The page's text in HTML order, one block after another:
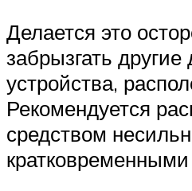
Делается это
забрызгать другие
устройства,
Рекомендуется
средством